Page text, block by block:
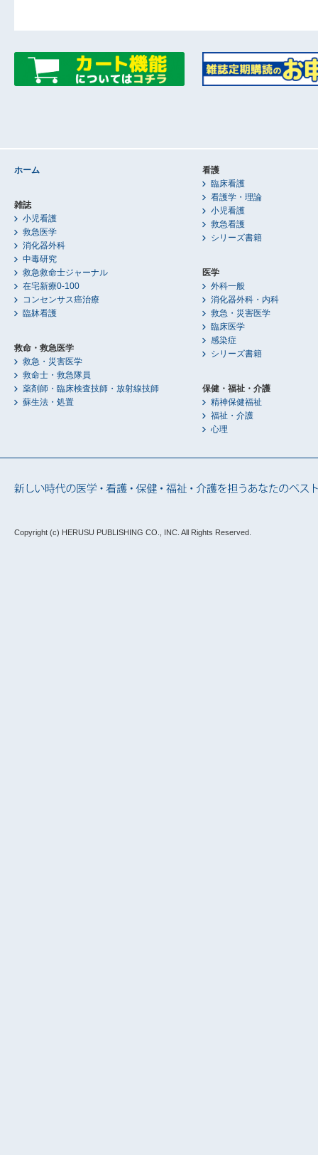
ホーム
雑誌
小児看護
救急医学
消化器外科
中毒研究
救急救命士ジャーナル
在宅新療0-100
コンセンサス癌治療
臨牀看護
救命・救急医学
救急・災害医学
救命士・救急隊員
薬剤師・臨床検査技師・放射線技師
蘇生法・処置
看護
臨床看護
看護学・理論
小児看護
救急看護
シリーズ書籍
医学
外科一般
消化器外科・内科
救急・災害医学
臨床医学
感染症
シリーズ書籍
保健・福祉・介護
精神保健福祉
福祉・介護
心理
Copyright (c) HERUSU PUBLISHING CO., INC. All Rights Reserved.